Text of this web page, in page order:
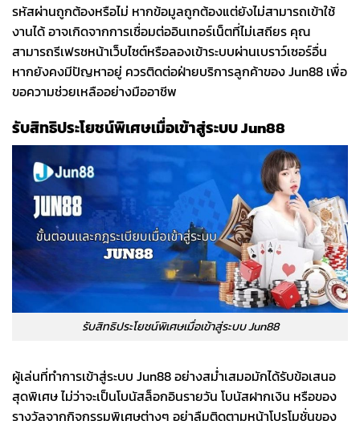
รหัสผ่านถูกต้องหรือไม่ หากข้อมูลถูกต้องแต่ยังไม่สามารถเข้าใช้
งานได้ อาจเกิดจากการเชื่อมต่ออินเทอร์เน็ตที่ไม่เสถียร คุณ
สามารถรีเฟรชหน้าเว็บไซต์หรือลองเข้าระบบผ่านเบราว์เซอร์อื่น
หากยังคงมีปัญหาอยู่ ควรติดต่อฝ่ายบริการลูกค้าของ Jun88 เพื่อ
ขอความช่วยเหลืออย่างมืออาชีพ
รับสิทธิประโยชน์พิเศษเมื่อเข้าสู่ระบบ Jun88
รับสิทธิประโยชน์พิเศษเมื่อเข้าสู่ระบบ Jun88
ผู้เล่นที่ทำการเข้าสู่ระบบ Jun88 อย่างสม่ำเสมอมักได้รับข้อเสนอ
สุดพิเศษ ไม่ว่าจะเป็นโบนัสล็อกอินรายวัน โบนัสฝากเงิน หรือของ
รางวัลจากกิจกรรมพิเศษต่างๆ อย่าลืมติดตามหน้าโปรโมชั่นของ